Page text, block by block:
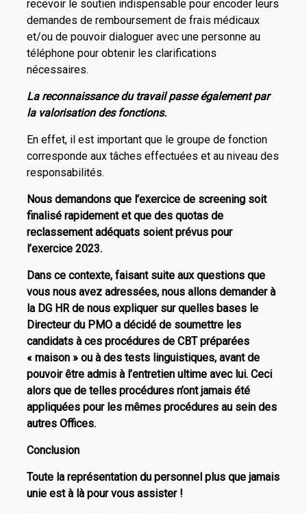
recevoir le soutien indispensable pour encoder leurs
demandes de remboursement de frais médicaux
et/ou de pouvoir dialoguer avec une personne au
téléphone pour obtenir les clarifications
nécessaires.
La reconnaissance du travail passe également par
la valorisation des fonctions.
En effet, il est important que le groupe de fonction
corresponde aux tâches effectuées et au niveau des
responsabilités.
Nous demandons que l’exercice de screening soit
finalisé rapidement et que des quotas de
reclassement adéquats soient prévus pour
l’exercice 2023.
Dans ce contexte, faisant suite aux questions que
vous nous avez adressées, nous allons demander à
la DG HR de nous expliquer sur quelles bases le
Directeur du PMO a décidé de soumettre les
candidats à ces procédures de CBT préparées
« maison » ou à des tests linguistiques, avant de
pouvoir être admis à l’entretien ultime avec lui. Ceci
alors que de telles procédures n’ont jamais été
appliquées pour les mêmes procédures au sein des
autres Offices.
Conclusion
Toute la représentation du personnel plus que jamais
unie est à là pour vous assister !